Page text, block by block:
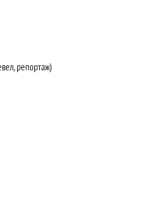
репортаж)